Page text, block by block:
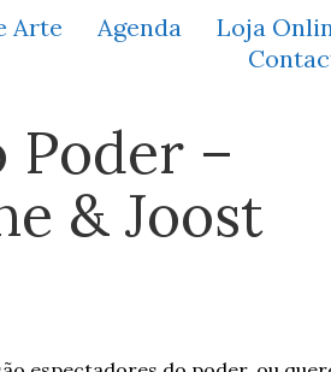
Arte Agenda
Loja
Poder –
& Joost